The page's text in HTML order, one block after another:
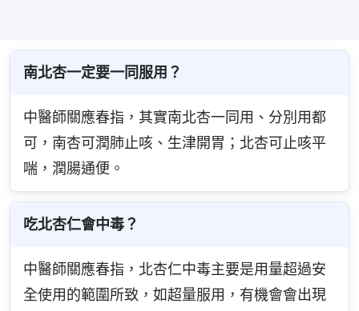
南北杏一定要一同服用？
中醫師關應春指，其實南北杏一同用、分別用都
可，南杏可潤肺止咳、生津開胃；北杏可止咳平
喘，潤腸通便。
吃北杏仁會中毒？
中醫師關應春指，北杏仁中毒主要是用量超過安
全使用的範圍所致，如超量服用，有機會會出現